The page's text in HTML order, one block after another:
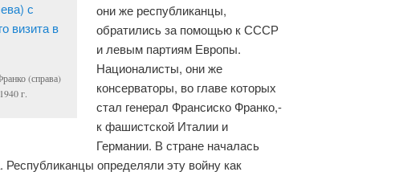
(справа)
г.
они же республиканцы,
обратились за помощью к СССР
и левым партиям Европы.
Националисты, они же
консерваторы, во главе которых
стал генерал Франсиско Франко,-
к фашистской Италии и
Германии. В стране началась
Республиканцы определяли эту войну как